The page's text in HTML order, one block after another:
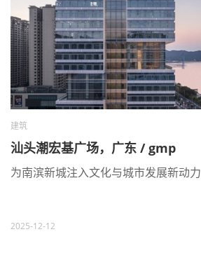
建筑
汕头潮宏基广场，广东 / gmp
为南滨新城注入文化与城市发展新动力
2025-12-12